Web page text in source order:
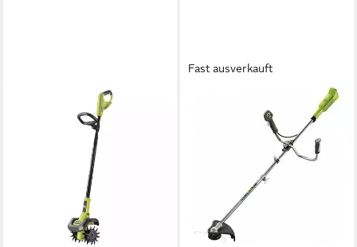
Fast ausverkauft
Akku-Motorsense Ryobi
Motorsense 18V 30cm Spule
+ Tri-Arc Bike-Griff ohne
mtl. in 12 Raten
lieferbar - in 3-4 Werktagen bei dir